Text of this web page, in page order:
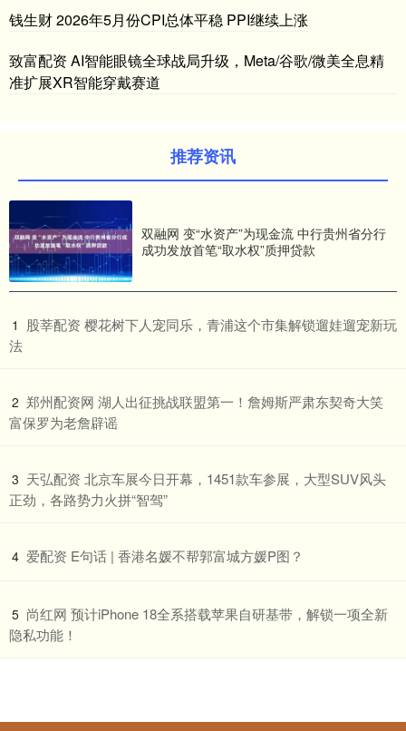
钱生财 2026年5月份CPI总体平稳 PPI继续上涨
致富配资 AI智能眼镜全球战局升级，Meta/谷歌/微美全息精
准扩展XR智能穿戴赛道
推荐资讯
双融网 变“水资产”为现金流 中行贵州省分行
成功发放首笔“取水权”质押贷款
1 ​股莘配资 樱花树下人宠同乐，青浦这个市集解锁遛娃遛宠新玩
法
2 ​郑州配资网 湖人出征挑战联盟第一！詹姆斯严肃东契奇大笑
富保罗为老詹辟谣
3 ​天弘配资 北京车展今日开幕，1451款车参展，大型SUV风头
正劲，各路势力火拼“智驾”
4 ​爱配资 E句话 | 香港名媛不帮郭富城方媛P图？
5 ​尚红网 预计iPhone 18全系搭载苹果自研基带，解锁一项全新
隐私功能！